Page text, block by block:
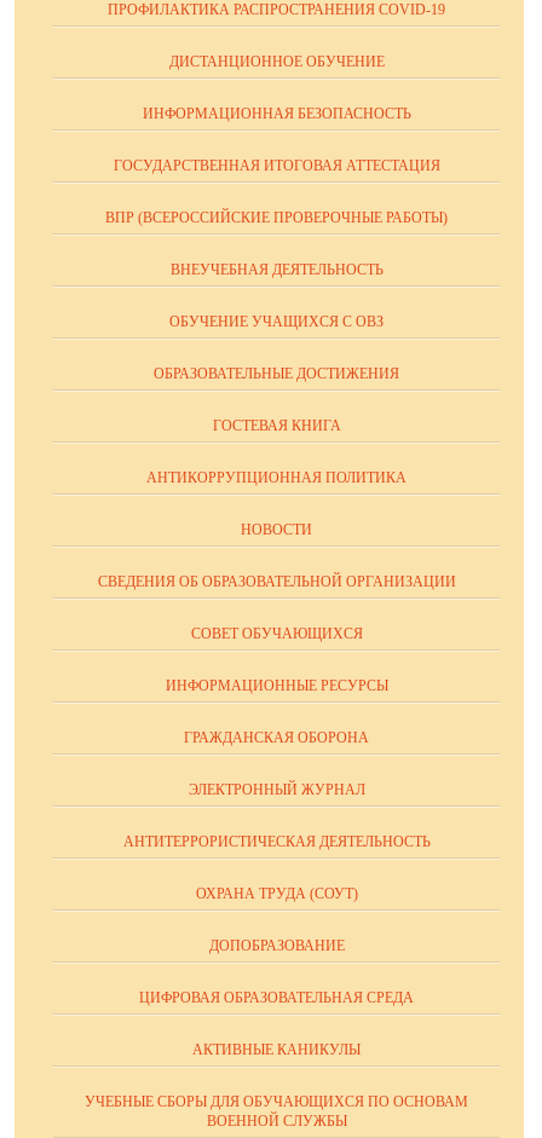
ПРОФИЛАКТИКА РАСПРОСТРАНЕНИЯ COVID-19
ДИСТАНЦИОННОЕ ОБУЧЕНИЕ
ИНФОРМАЦИОННАЯ БЕЗОПАСНОСТЬ
ГОСУДАРСТВЕННАЯ ИТОГОВАЯ АТТЕСТАЦИЯ
ВПР (ВСЕРОССИЙСКИЕ ПРОВЕРОЧНЫЕ РАБОТЫ)
ВНЕУЧЕБНАЯ ДЕЯТЕЛЬНОСТЬ
ОБУЧЕНИЕ УЧАЩИХСЯ С ОВЗ
ОБРАЗОВАТЕЛЬНЫЕ ДОСТИЖЕНИЯ
ГОСТЕВАЯ КНИГА
АНТИКОРРУПЦИОННАЯ ПОЛИТИКА
НОВОСТИ
СВЕДЕНИЯ ОБ ОБРАЗОВАТЕЛЬНОЙ ОРГАНИЗАЦИИ
СОВЕТ ОБУЧАЮЩИХСЯ
ИНФОРМАЦИОННЫЕ РЕСУРСЫ
ГРАЖДАНСКАЯ ОБОРОНА
ЭЛЕКТРОННЫЙ ЖУРНАЛ
АНТИТЕРРОРИСТИЧЕСКАЯ ДЕЯТЕЛЬНОСТЬ
ОХРАНА ТРУДА (СОУТ)
ДОПОБРАЗОВАНИЕ
ЦИФРОВАЯ ОБРАЗОВАТЕЛЬНАЯ СРЕДА
АКТИВНЫЕ КАНИКУЛЫ
УЧЕБНЫЕ СБОРЫ ДЛЯ ОБУЧАЮЩИХСЯ ПО ОСНОВАМ
ВОЕННОЙ СЛУЖБЫ